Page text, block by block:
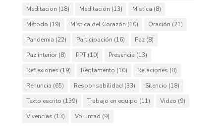
Meditacion (18) Meditación (13) Mistica (8)
Método (19) Mística del Corazón (10) Oración (21)
Pandemia (22) Participación (16) Paz(8)
Paz interior(8) PPT(10) Presencia (13)
Reflexiones (19) Reglamento (10) Relaciones (8)
Renuncia (65) Responsabilidad (33) Silencio (18)
Texto escrito (139) Trabajo en equipo (11) Video (9)
Vivencias (13) Voluntad (9)